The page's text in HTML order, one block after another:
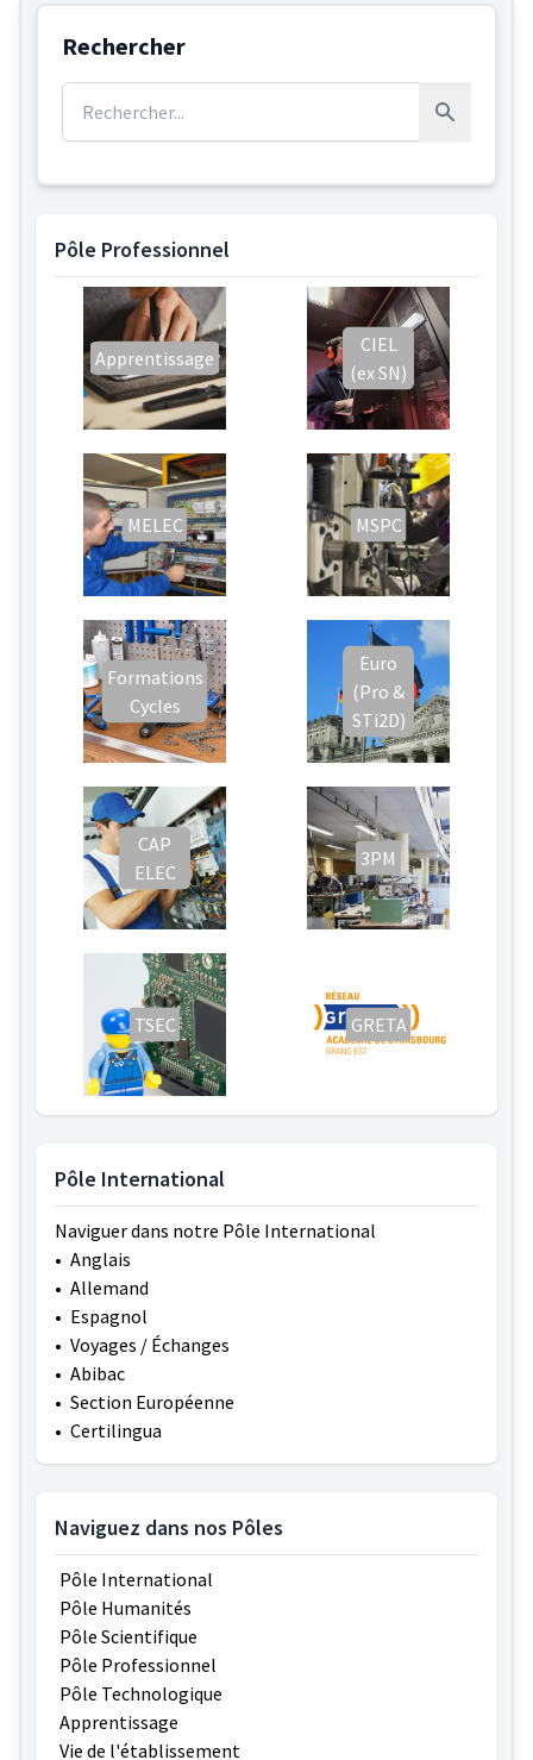
Rechercher
Rechercher :
Rechercher
Pôle Professionnel
Apprentissage
CIEL
(ex SN)
MELEC MSPC
Formations
Cycles
Euro
(Pro &
STi2D)
CAP
ELEC
3PM
TSEC GRETA
Pôle International
Naviguer dans notre Pôle International
• Anglais
• Allemand
• Espagnol
• Voyages / Échanges
• Abibac
• Section Européenne
• Certilingua
Naviguez dans nos Pôles
Pôle International
Pôle Humanités
Pôle Scientifique
Pôle Professionnel
Pôle Technologique
Apprentissage
Vie de l'établissement